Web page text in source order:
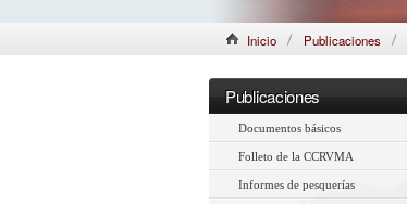
Inicio Publicaciones
Publicaciones
Documentos básicos
Folleto de la CCRVMA
Informes de pesquerías